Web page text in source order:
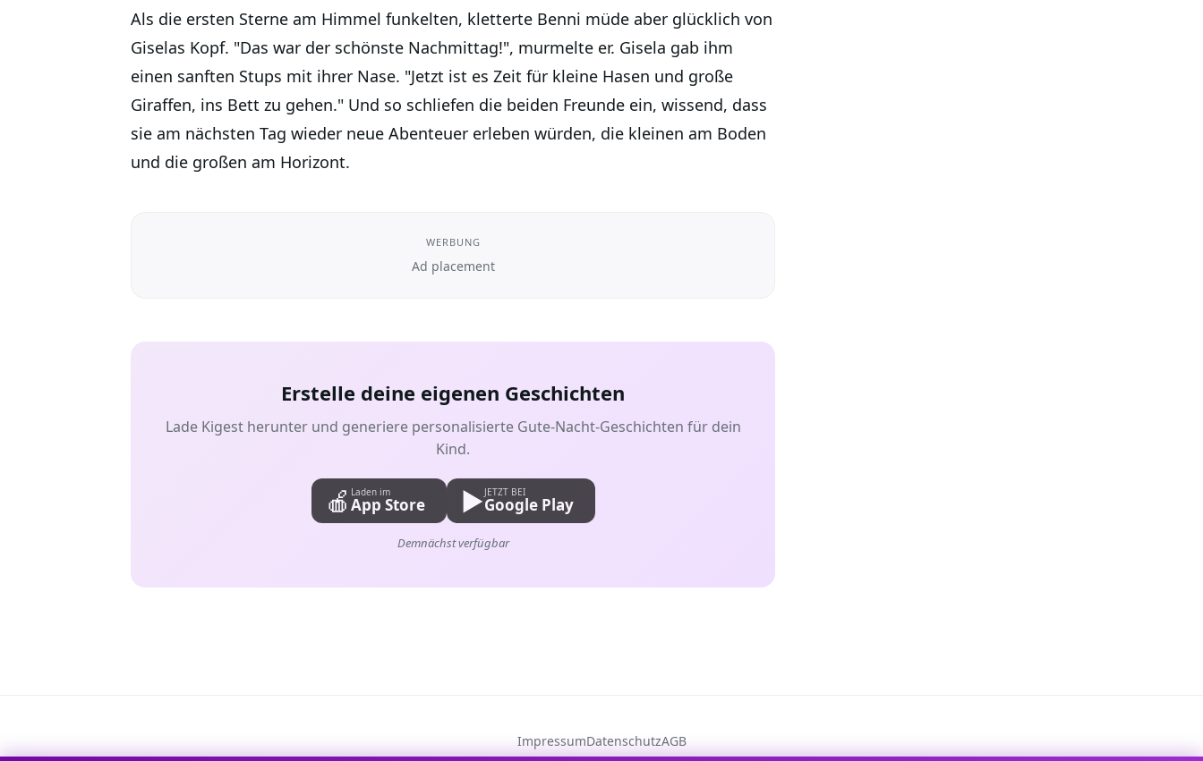
Als die ersten Sterne am Himmel funkelten, kletterte Benni müde aber glücklich von
Giselas Kopf. "Das war der schönste Nachmittag!", murmelte er. Gisela gab ihm
einen sanften Stups mit ihrer Nase. "Jetzt ist es Zeit für kleine Hasen und große
Giraffen, ins Bett zu gehen." Und so schliefen die beiden Freunde ein, wissend, dass
sie am nächsten Tag wieder neue Abenteuer erleben würden, die kleinen am Boden
und die großen am Horizont.
WERBUNG
Ad placement
Erstelle deine eigenen Geschichten
Lade Kigest herunter und generiere personalisierte Gute-Nacht-Geschichten für dein
Kind.
🍎 Laden im
App Store ▶️JETZT BEI
Google Play
Demnächst verfügbar
ImpressumDatenschutzAGB